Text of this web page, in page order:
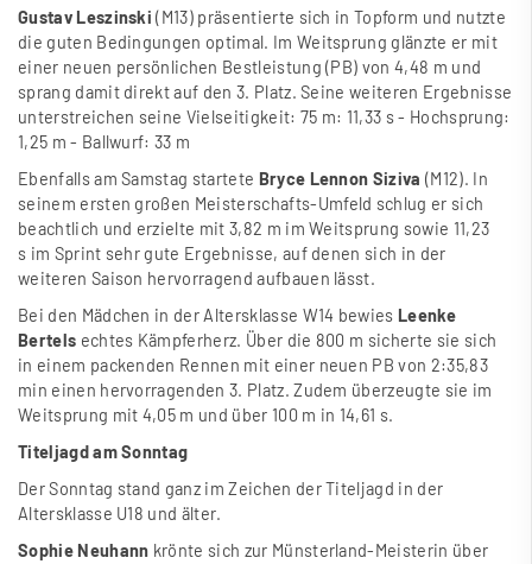
Gustav Leszinski(M13) präsentierte sich in Topform und nutzte
die guten Bedingungen optimal. Im Weitsprung glänzte er mit
einer neuen persönlichen Bestleistung (PB) von 4,48 m und
sprang damit direkt auf den 3. Platz. Seine weiteren Ergebnisse
unterstreichen seine Vielseitigkeit: 75 m: 11,33 s - Hochsprung:
1,25 m - Ballwurf: 33 m
Ebenfalls am Samstag startete Bryce Lennon Siziva (M12). In
seinem ersten großen Meisterschafts-Umfeld schlug er sich
beachtlich und erzielte mit 3,82 m im Weitsprung sowie 11,23
s im Sprint sehr gute Ergebnisse, auf denen sich in der
weiteren Saison hervorragend aufbauen lässt.
Bei den Mädchen in der Altersklasse W14 bewiesLeenke
Bertels echtes Kämpferherz. Über die 800 m sicherte sie sich
in einem packenden Rennen mit einer neuen PB von 2:35,83
min einen hervorragenden 3. Platz. Zudem überzeugte sie im
Weitsprung mit 4,05 m und über 100 m in 14,61 s.
Titeljagd am Sonntag
Der Sonntag stand ganz im Zeichen der Titeljagd in der
Altersklasse U18 und älter.
Sophie Neuhann krönte sich zur Münsterland-Meisterin über